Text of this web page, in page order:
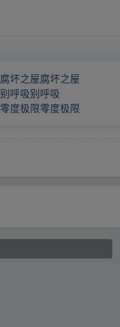
腐坏之屋腐坏之屋
别呼吸别呼吸
零度极限零度极限